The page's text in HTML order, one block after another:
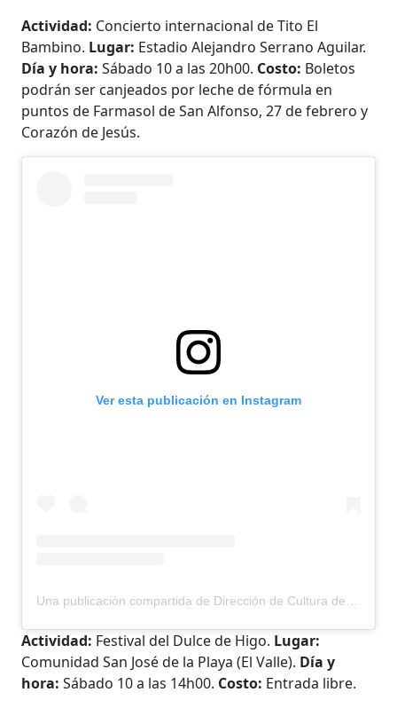
Actividad: Concierto internacional de Tito El
Bambino. Lugar: Estadio Alejandro Serrano Aguilar.
Día y hora: Sábado 10 a las 20h00. Costo: Boletos
podrán ser canjeados por leche de fórmula en
puntos de Farmasol de San Alfonso, 27 de febrero y
Corazón de Jesús.
Ver esta publicación en Instagram
Actividad: Festival del Dulce de Higo. Lugar:
Comunidad San José de la Playa (El Valle). Día y
hora: Sábado 10 a las 14h00. Costo: Entrada libre.